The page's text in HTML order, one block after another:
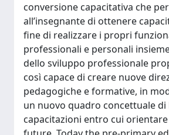
conversione capacitativa che
all’insegnante di ottenere
fine di realizzare i propri
professionali e personali
dello sviluppo professionale
così capace di creare nuove
pedagogiche e formative, in
un nuovo quadro concettuale
capacitazioni entro cui